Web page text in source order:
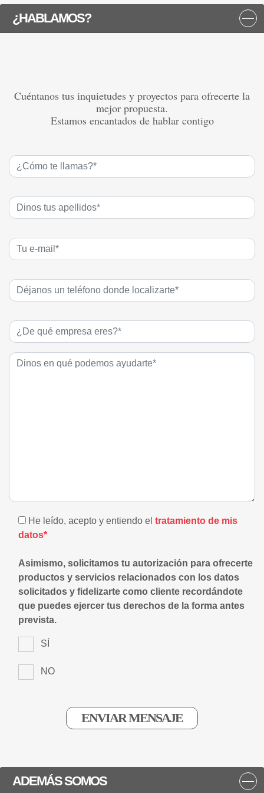
¿HABLAMOS?
Cuéntanos tus inquietudes y proyectos para ofrecerte la
mejor propuesta.
Estamos encantados de hablar contigo
He leído, acepto y entiendo el tratamiento de mis
datos*
Asimismo, solicitamos tu autorización para ofrecerte
productos y servicios relacionados con los datos
solicitados y fidelizarte como cliente recordándote
que puedes ejercer tus derechos de la forma antes
prevista.
SÍ
NO
ADEMÁS SOMOS